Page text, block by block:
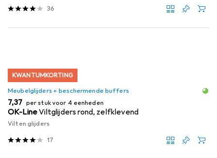
36
KWANTUMKORTING
Meubelglijders + beschermende buffers
EUR
7,37 per stuk voor 4 eenheden
OK-LineViltglijders rond, zelfklevend
Vilten glijders
17